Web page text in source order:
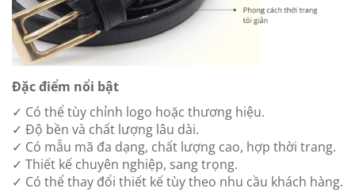
Đặc điểm nổi bật
✓ Có thể tùy chỉnh logo hoặc thương hiệu.
✓ Độ bền và chất lượng lâu dài.
✓ Có mẫu mã đa dạng, chất lượng cao, hợp thời trang.
✓ Thiết kế chuyên nghiệp, sang trọng.
✓ Có thể thay đổi thiết kế tùy theo nhu cầu khách hàng.